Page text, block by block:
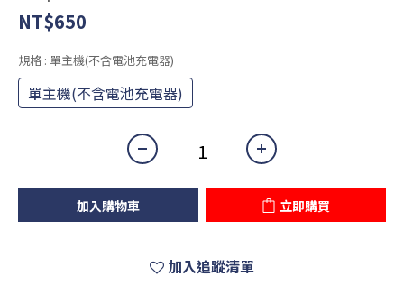
NT$650
規格 : 單主機(不含電池充電器)
單主機(不含電池充電器)
加入購物車 立即購買
加入追蹤清單